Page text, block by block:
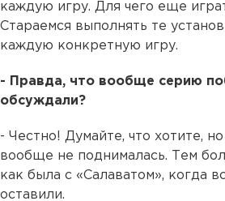
каждую игру. Для чего еще
Стараемся выполнять те
каждую конкретную игру.
- Правда, что вообще серию
обсуждали?
- Честно! Думайте, что хотите,
вообще не поднималась. Тем
как была с «Салаватом», когда
оставили.